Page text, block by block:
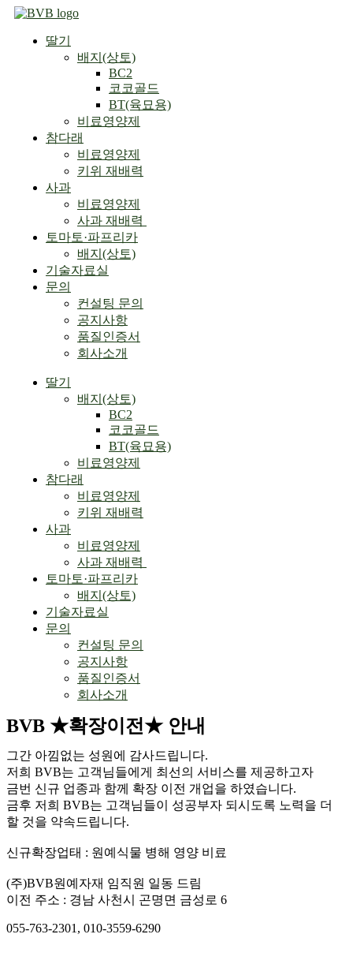
Skip
content
딸기
배지(상토)
BC2
코코골드
BT(육묘용)
비료영양제
참다래
비료영양제
키위 재배력
사과
비료영양제
사과 재배력 ​
토마토·파프리카
배지(상토)
기술자료실
문의
컨설팅 문의
공지사항
품질인증서
회사소개
Menu
딸기
배지(상토)
BC2
코코골드
BT(육묘용)
비료영양제
참다래
비료영양제
키위 재배력
사과
비료영양제
사과 재배력 ​
토마토·파프리카
배지(상토)
기술자료실
문의
컨설팅 문의
공지사항
품질인증서
회사소개
BVB ★확장이전★ 안내
그간 아낌없는 성원에 감사드립니다.
저희 BVB는 고객님들에게 최선의 서비스를 제공하고자
금번 신규 업종과 함께 확장 이전 개업을 하였습니다.
금후 저희 BVB는 고객님들이 성공부자 되시도록 노력을 더
할 것을 약속드립니다.
신규확장업태 : 원예식물 병해 영양 비료
(주)BVB원예자재 임직원 일동 드림
이전 주소 : 경남 사천시 곤명면 금성로 6
055-763-2301, 010-3559-6290